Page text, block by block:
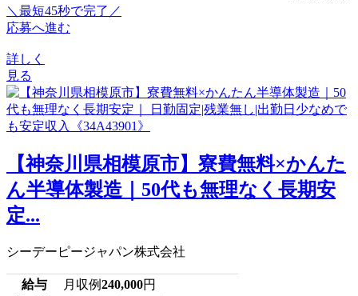
＼最短45秒で完了／
応募へ進む
詳しく
見る
【神奈川県相模原市】寮費無料×かんた
ん半導体製造｜50代も無理なく長期安
定...
シーデーピージャパン株式会社
給与 月収例240,000円